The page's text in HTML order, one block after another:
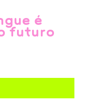
é
futuro